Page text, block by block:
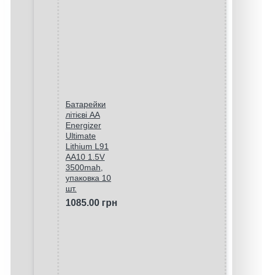
Батарейки
літієві AA
Energizer
Ultimate
Lithium L91
AA10 1.5V
3500mah,
упаковка 10
шт.
1085.00 грн